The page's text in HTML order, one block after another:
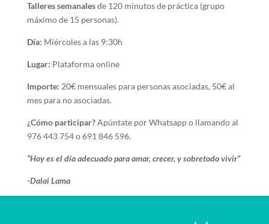
Talleres semanalesde 120 minutos de práctica (grupo
máximo de 15 personas).
Día: Miércoles a las 9:30h
Lugar: Plataforma online
Importe: 20€ mensuales para personas asociadas, 50€ al
mes para no asociadas.
¿Cómo participar?Apúntate por Whatsapp o llamando al
976 443 754 o 691 846 596.
“Hoy es el día adecuado para amar, crecer, y sobretodo vivir”
-Dalai Lama